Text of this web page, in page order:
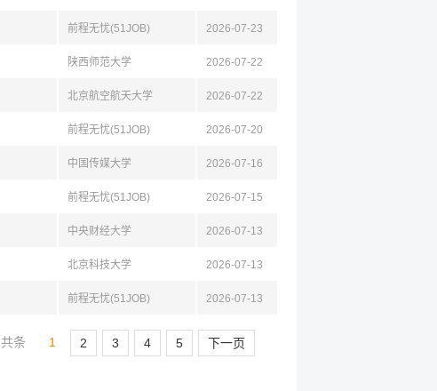
前程无忧(51JOB) 2026-07-23
陕西师范大学 2026-07-22
北京航空航天大学 2026-07-22
前程无忧(51JOB) 2026-07-20
中国传媒大学 2026-07-16
前程无忧(51JOB) 2026-07-15
中央财经大学 2026-07-13
北京科技大学 2026-07-13
前程无忧(51JOB) 2026-07-13
共条 1 2 3 4 5 下一页